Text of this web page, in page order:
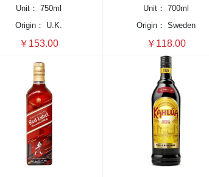
Unit：
750ml
Origin：
U.K.
￥153.00
Unit： 700ml
Origin： Sweden
￥118.00